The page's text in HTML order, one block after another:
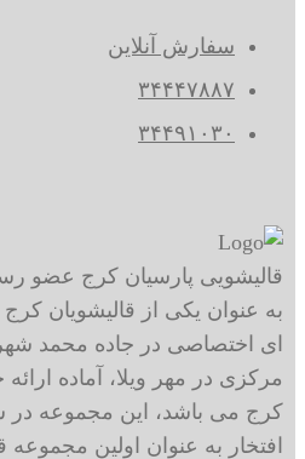
سفارش آنلاین
۳۴۴۴۷۸۸۷
۳۴۴۹۱۰۳۰
قالیشویی پارسیان کرج عضو
به عنوان یکی از قالیشویان کرج
ای اختصاصی در جاده محمد
مرکزی در مهر ویلا، آماده
افتخار به عنوان اولین